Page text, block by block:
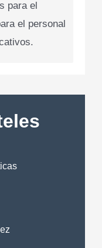
para el
el personal